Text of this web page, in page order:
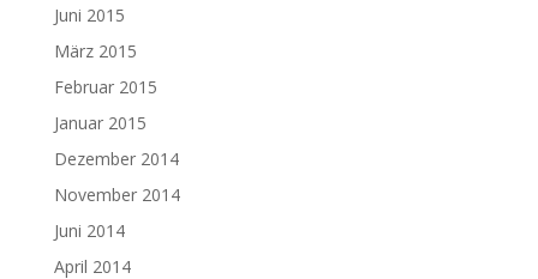
Juni 2015
März 2015
Februar 2015
Januar 2015
Dezember 2014
November 2014
Juni 2014
April 2014